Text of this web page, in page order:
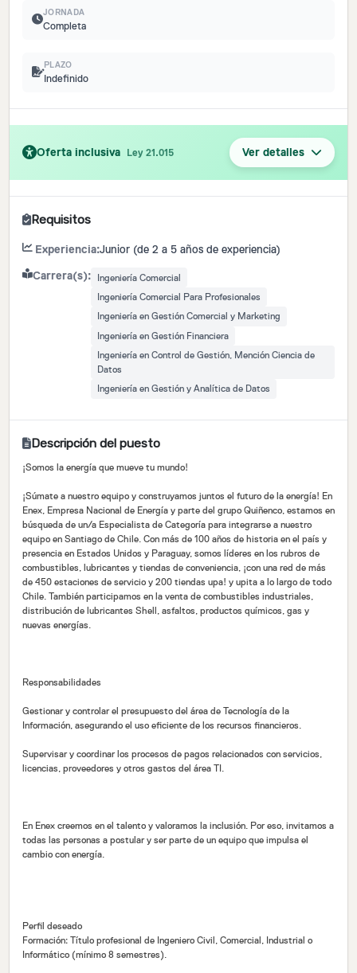
JORNADA
Completa
PLAZO
Indefinido
Oferta inclusiva Ley 21.015 Ver detalles
Requisitos
Experiencia:Junior (de 2 a 5 años de experiencia)
Carrera(s):
Ingeniería Comercial
Ingeniería Comercial Para Profesionales
Ingeniería en Gestión Comercial y Marketing
Ingeniería en Gestión Financiera
Ingeniería en Control de Gestión, Mención Ciencia de
Datos
Ingeniería en Gestión y Analítica de Datos
Descripción del puesto
¡Somos la energía que mueve tu mundo!
¡Súmate a nuestro equipo y construyamos juntos el futuro de la energía! En
Enex, Empresa Nacional de Energía y parte del grupo Quiñenco, estamos en
búsqueda de un/a Especialista de Categoría para integrarse a nuestro
equipo en Santiago de Chile. Con más de 100 años de historia en el país y
presencia en Estados Unidos y Paraguay, somos líderes en los rubros de
combustibles, lubricantes y tiendas de conveniencia, ¡con una red de más
de 450 estaciones de servicio y 200 tiendas upa! y upita a lo largo de todo
Chile. También participamos en la venta de combustibles industriales,
distribución de lubricantes Shell, asfaltos, productos químicos, gas y
nuevas energías.
Responsabilidades
Gestionar y controlar el presupuesto del área de Tecnología de la
Información, asegurando el uso eficiente de los recursos financieros.
Supervisar y coordinar los procesos de pagos relacionados con servicios,
licencias, proveedores y otros gastos del área TI.
En Enex creemos en el talento y valoramos la inclusión. Por eso, invitamos a
todas las personas a postular y ser parte de un equipo que impulsa el
cambio con energía.
Perfil deseado
Formación: Título profesional de Ingeniero Civil, Comercial, Industrial o
Informático (mínimo 8 semestres).